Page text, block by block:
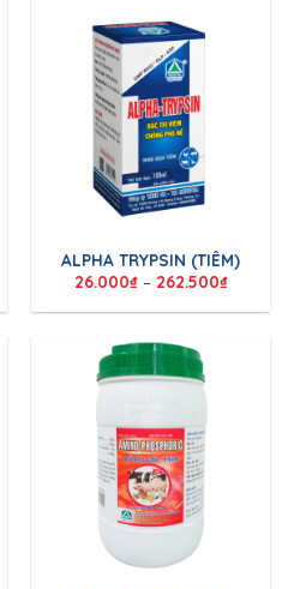
ALPHA TRYPSIN (TIÊM)
26.000₫– 262.500₫